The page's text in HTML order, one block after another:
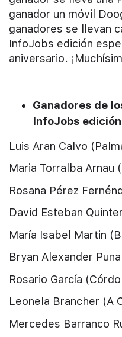
ganador un móvil
ganadores se llevan
InfoJobs edición
aniversario.
Ganadores de
InfoJobs
Luis Aran Calvo
Maria Torralba Arnau
Rosana Pérez
David Esteban
María Isabel Martin
Bryan Alexander
Rosario García
Leonela Brancher (A
Mercedes Barranco